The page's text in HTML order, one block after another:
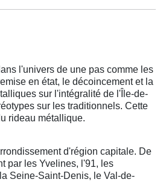
l'univers de une pas comme les
en état, le décoincement et la
sur l'intégralité de l'Île-de-
sur les traditionnels. Cette
rideau métallique.
d'région capitale. De
par les Yvelines, l'91, les
Seine-Saint-Denis, le Val-de-